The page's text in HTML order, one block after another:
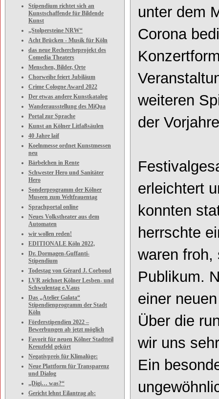
Stipendium richtet sich an
Kunstschaffende für Bildende
Kunst
„Stolpersteine NRW“
Acht Brücken - Musik für Köln
das neue Rechercheprojekt des
Comedia Theaters
Menschen, Bilder, Orte
Chorweihe feiert Jubiläum
Crime Cologne Award 2022
Der etwas andere Kunstkatalog
Wanderausstellung des MiQua
Portal zur Sprache
Kunst an Kölner Litfaßsäulen
40 Jahre laif
Koelnmesse ordnet Kunstmessen
neu
Bärbelchen in Rente
Schwester Hero und Sanitäter
Hero
Sonderprogramm der Kölner
Museen zum Weltfrauentag
Sprachportal online
Neues Volkstheater aus dem
Automaten
wir wollen reden!
EDITIONALE Köln 2022,
Dr. Dormagen-Guffanti-
Stipendium
Todestag von Gérard J. Corboud
LVR zeichnet Kölner Lesben- und
Schwulentag e.V.aus
Das „Atelier Galata“
Stipendienprogramm der Stadt
Köln
Förderstipendien 2022 –
Bewerbungen ab jetzt möglich
Favorit für neuen Kölner Stadtteil
Kreuzfeld gekürt
Negativpreis für Klimalüge:
Neue Plattform für Transparenz
und Dialog
„Digi… was?“
Gericht lehnt Eilantrag ab:
unter dem
Corona
weiteren
der
erleichtert
konnten
herrschte
waren froh,
Publikum.
einer
Über die
wir uns
Ein